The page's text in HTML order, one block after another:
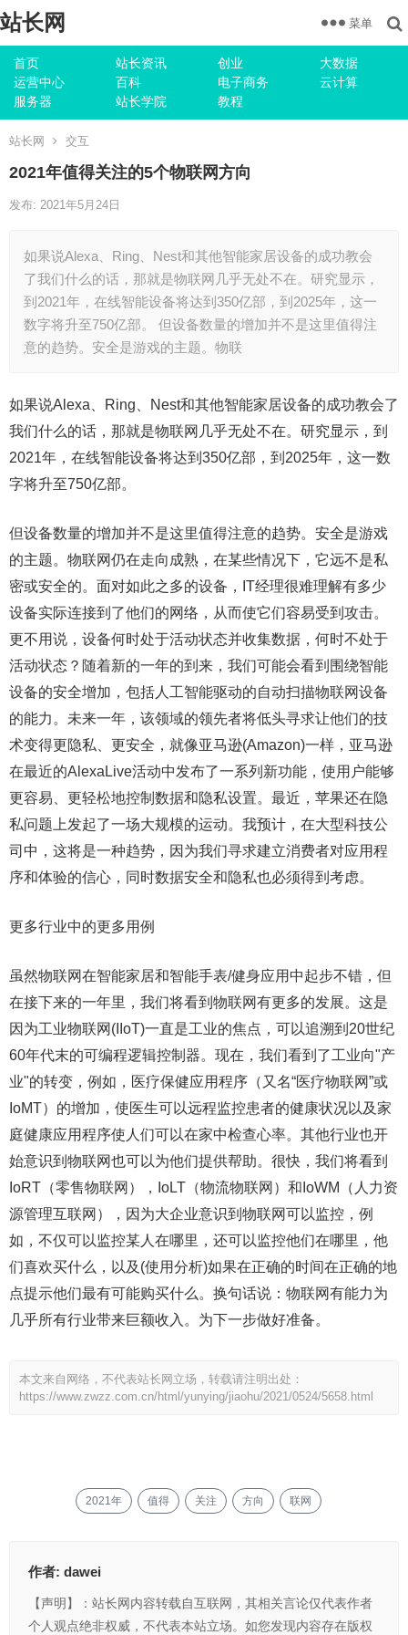
站长网
首页 站长资讯 创业
大数据
运营中心
百科 电子商务
云计算
服务器
站长学院 教程
菜单
站长网 交互
2021年值得关注的5个物联网方向
发布: 2021年5月24日
如果说Alexa、Ring、Nest和其他智能家居设备的成功教会
了我们什么的话，那就是物联网几乎无处不在。研究显示，
到2021年，在线智能设备将达到350亿部，到2025年，这一
数字将升至750亿部。 但设备数量的增加并不是这里值得注
意的趋势。安全是游戏的主题。物联
如果说Alexa、Ring、Nest和其他智能家居设备的成功教会了
我们什么的话，那就是物联网几乎无处不在。研究显示，到
2021年，在线智能设备将达到350亿部，到2025年，这一数
字将升至750亿部。
但设备数量的增加并不是这里值得注意的趋势。安全是游戏
的主题。物联网仍在走向成熟，在某些情况下，它远不是私
密或安全的。面对如此之多的设备，IT经理很难理解有多少
设备实际连接到了他们的网络，从而使它们容易受到攻击。
更不用说，设备何时处于活动状态并收集数据，何时不处于
活动状态？随着新的一年的到来，我们可能会看到围绕智能
设备的安全增加，包括人工智能驱动的自动扫描物联网设备
的能力。未来一年，该领域的领先者将低头寻求让他们的技
术变得更隐私、更安全，就像亚马逊(Amazon)一样，亚马逊
在最近的AlexaLive活动中发布了一系列新功能，使用户能够
更容易、更轻松地控制数据和隐私设置。最近，苹果还在隐
私问题上发起了一场大规模的运动。我预计，在大型科技公
司中，这将是一种趋势，因为我们寻求建立消费者对应用程
序和体验的信心，同时数据安全和隐私也必须得到考虑。
更多行业中的更多用例
虽然物联网在智能家居和智能手表/健身应用中起步不错，但
在接下来的一年里，我们将看到物联网有更多的发展。这是
因为工业物联网(IIoT)一直是工业的焦点，可以追溯到20世纪
60年代末的可编程逻辑控制器。现在，我们看到了工业向"产
业"的转变，例如，医疗保健应用程序（又名“医疗物联网”或
IoMT）的增加，使医生可以远程监控患者的健康状况以及家
庭健康应用程序使人们可以在家中检查心率。其他行业也开
始意识到物联网也可以为他们提供帮助。很快，我们将看到
IoRT（零售物联网），IoLT（物流物联网）和IoWM（人力资
源管理互联网），因为大企业意识到物联网可以监控，例
如，不仅可以监控某人在哪里，还可以监控他们在哪里，他
们喜欢买什么，以及(使用分析)如果在正确的时间在正确的地
点提示他们最有可能购买什么。换句话说：物联网有能力为
几乎所有行业带来巨额收入。为下一步做好准备。
本文来自网络，不代表站长网立场，转载请注明出处：
https://www.zwzz.com.cn/html/yunying/jiaohu/2021/0524/5658.html
2021年 值得 关注 方向 联网
作者: dawei
【声明】：站长网内容转载自互联网，其相关言论仅代表作者
个人观点绝非权威，不代表本站立场。如您发现内容存在版权